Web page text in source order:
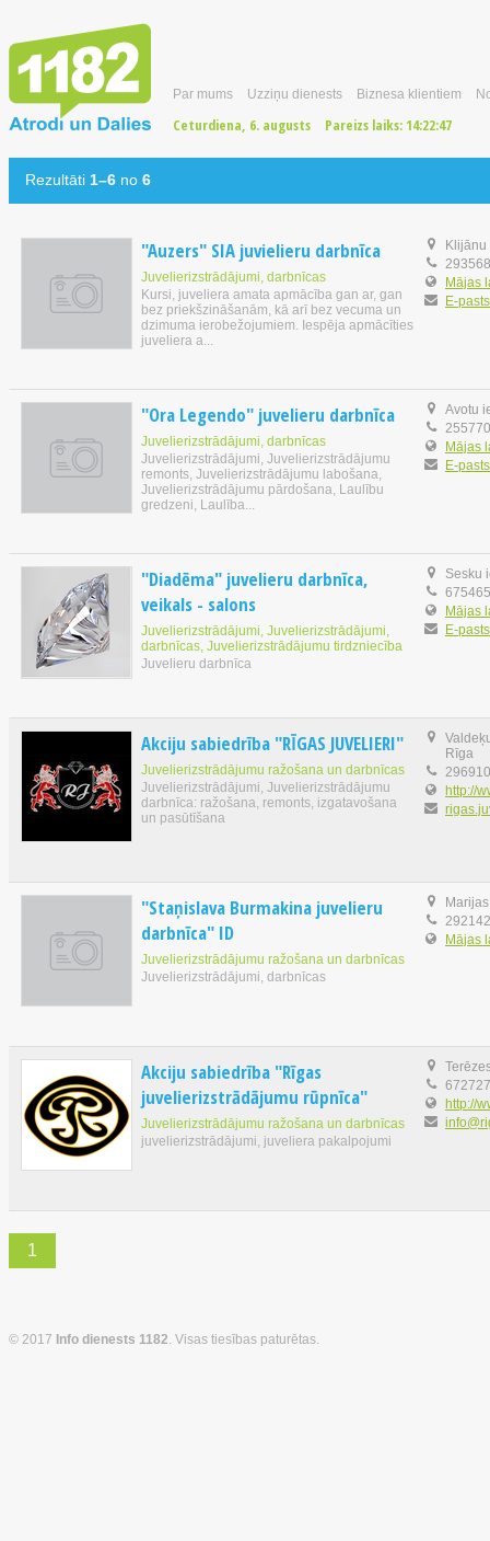
Par mums Uzziņu dienests Biznesa klientiem
Ceturdiena, 6. augusts Pareizs laiks: 14:22:48
Rezultāti 1–6 no 6
"Auzers" SIA juvielieru darbnīca
Juvelierizstrādājumi, darbnīcas
Kursi, juveliera amata apmācība gan ar, gan
bez priekšzināšanām, kā arī bez vecuma un
dzimuma ierobežojumiem. Iespēja apmācīties
juveliera a...
Mājas
E-pasts
"Ora Legendo" juvelieru darbnīca
Juvelierizstrādājumi, darbnīcas
Juvelierizstrādājumi, Juvelierizstrādājumu
remonts, Juvelierizstrādājumu labošana,
Juvelierizstrādājumu pārdošana, Laulību
gredzeni, Laulība...
Avotu
Mājas
E-pasts
"Diadēma" juvelieru darbnīca,
veikals - salons
Juvelierizstrādājumi, Juvelierizstrādājumi,
darbnīcas, Juvelierizstrādājumu tirdzniecība
Juvelieru darbnīca
Sesku
Mājas
E-pasts
Akciju sabiedrība "RĪGAS JUVELIERI"
Juvelierizstrādājumu ražošana un darbnīcas
Juvelierizstrādājumi, Juvelierizstrādājumu
darbnīca: ražošana, remonts, izgatavošana
un pasūtīšana
Rīga
http://
"Staņislava Burmakina juvelieru
darbnīca" ID
Juvelierizstrādājumu ražošana un darbnīcas
Juvelierizstrādājumi, darbnīcas
Mājas
Akciju sabiedrība "Rīgas
juvelierizstrādājumu rūpnīca"
Juvelierizstrādājumu ražošana un darbnīcas
juvelierizstrādājumi, juveliera pakalpojumi
http://
1
© 2017 Info dienests 1182. Visas tiesības paturētas.